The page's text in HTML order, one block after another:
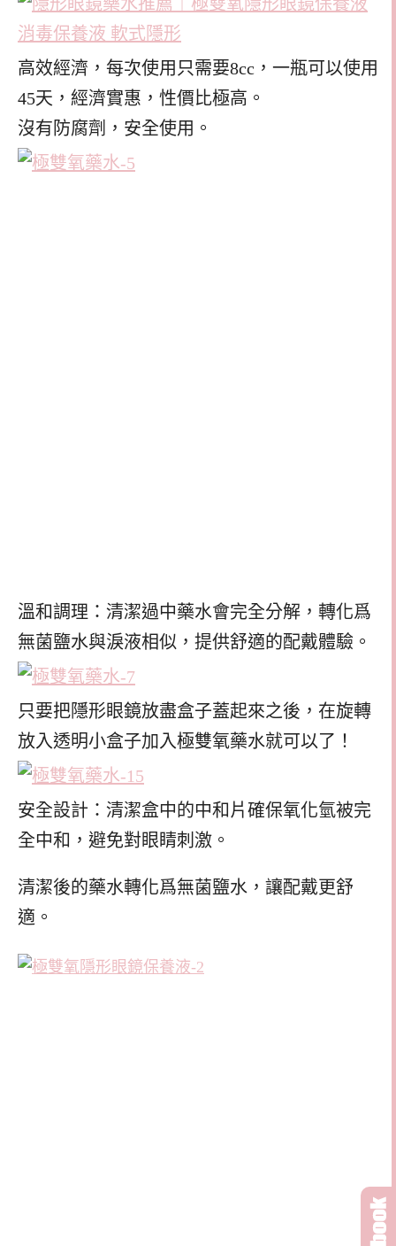
高效經濟，每次使用只需要8cc，一瓶可以使用
45天，經濟實惠，性價比極高。
沒有防腐劑，安全使用。
溫和調理：清潔過中藥水會完全分解，轉化爲
無菌鹽水與淚液相似，提供舒適的配戴體驗。
只要把隱形眼鏡放盡盒子蓋起來之後，在旋轉
放入透明小盒子加入極雙氧藥水就可以了！
安全設計：清潔盒中的中和片確保氧化氫被完
全中和，避免對眼睛刺激。
清潔後的藥水轉化爲無菌鹽水，讓配戴更舒
適。